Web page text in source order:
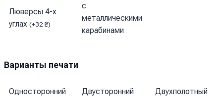
Люверсы 4-х
углах (+32 ₴)
с
металлическими
карабинами
Варианты печати
Односторонний Двусторонний Двухполотный